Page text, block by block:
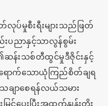
လုပ်မှုစီးရီးများသည်ဖြတ်
းပညာနှင့်သာလွန်စွမ်း
န်းသစ်တီထွင်မှုဒီဇိုင်းနှင့်
ရောက်သောယုံကြည်စိတ်ချရ
ျာစေရန်လယ်သမား